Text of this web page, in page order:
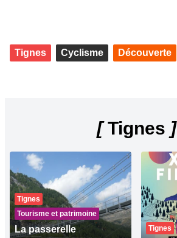
Tignes Cyclisme Découverte
[Tignes ]
Tignes
Tourisme et patrimoine
La passerelle
Tignes